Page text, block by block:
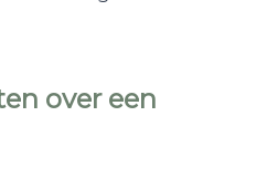
over een